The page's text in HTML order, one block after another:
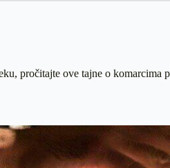
pročitajte ove tajne o komarcima